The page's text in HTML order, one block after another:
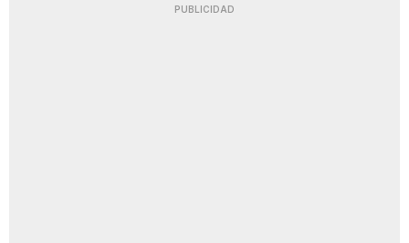
PUBLICIDAD